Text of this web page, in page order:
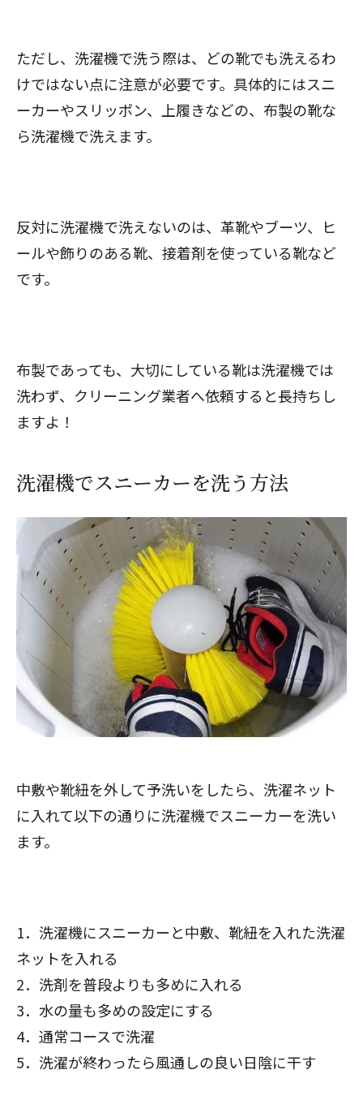
ただし、洗濯機で洗う際は、どの靴でも洗えるわ
けではない点に注意が必要です。具体的にはスニ
ーカーやスリッポン、上履きなどの、布製の靴な
ら洗濯機で洗えます。
反対に洗濯機で洗えないのは、革靴やブーツ、ヒ
ールや飾りのある靴、接着剤を使っている靴など
です。
布製であっても、大切にしている靴は洗濯機では
洗わず、クリーニング業者へ依頼すると長持ちし
ますよ！
洗濯機でスニーカーを洗う方法
中敷や靴紐を外して予洗いをしたら、洗濯ネット
に入れて以下の通りに洗濯機でスニーカーを洗い
ます。
1．洗濯機にスニーカーと中敷、靴紐を入れた洗濯
ネットを入れる
2．洗剤を普段よりも多めに入れる
3．水の量も多めの設定にする
4．通常コースで洗濯
5．洗濯が終わったら風通しの良い日陰に干す